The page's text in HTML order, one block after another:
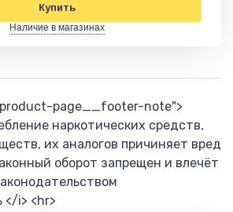
Купить
Наличие в магазинах
page__footer-note">
наркотических средств,
их аналогов причиняет вред
оборот запрещен и влечёт
</i> <hr>